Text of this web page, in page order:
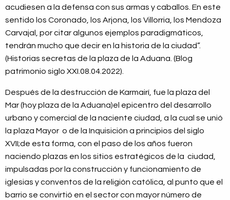
acudiesen a la defensa con sus armas y caballos. En este
sentido los Coronado, los Arjona, los Villorria, los Mendoza
Carvajal, por citar algunos ejemplos paradigmáticos,
tendrán mucho que decir en la historia de la ciudad”.
(Historias secretas de la plaza de la Aduana. (Blog
patrimonio siglo XXI.08.04.2022).
Después de la destrucción de Karmairí, fue la plaza del
Mar (hoy plaza de la Aduana)el epicentro del desarrollo
urbano y comercial de la naciente ciudad, a la cual se unió
la plaza Mayor o de la Inquisición a principios del siglo
XVII;de esta forma, con el paso de los años fueron
naciendo plazas en los sitios estratégicos de la ciudad,
impulsadas por la construcción y funcionamiento de
iglesias y conventos de la religión católica, al punto que el
barrio se convirtió en el sector con mayor número de